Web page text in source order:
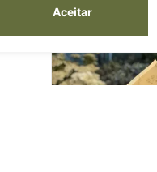
Aceitar